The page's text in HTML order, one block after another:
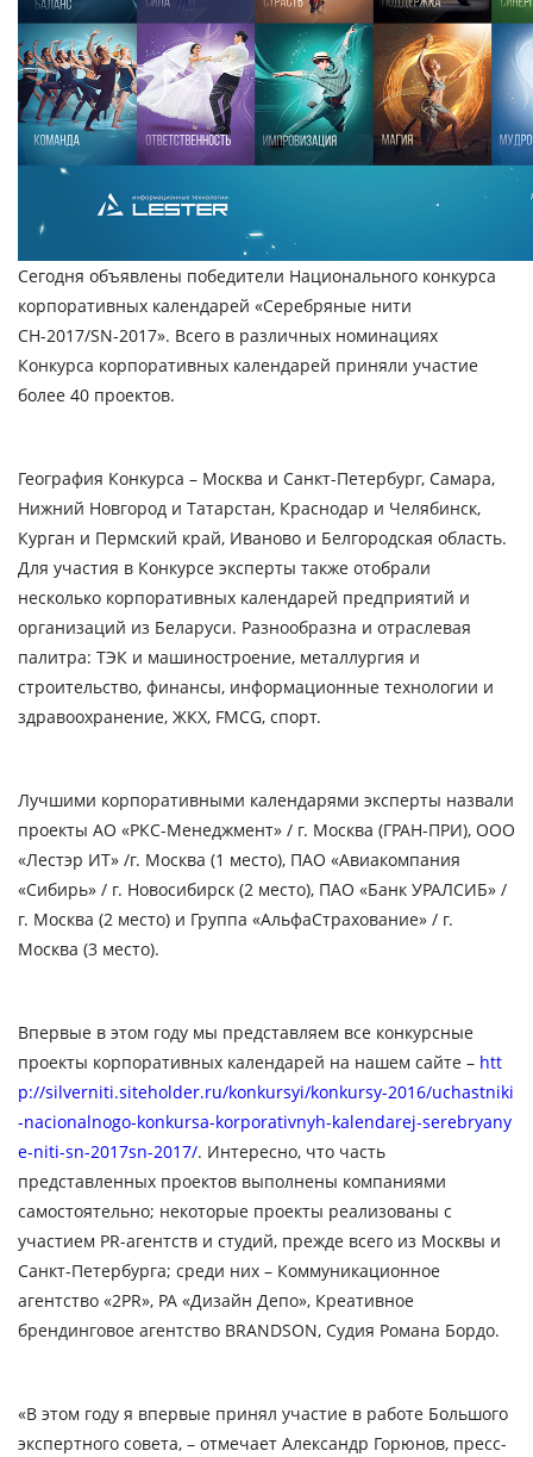
Сегодня объявлены победители Национального конкурса
корпоративных календарей «Серебряные нити
СН-2017/SN-2017». Всего в различных номинациях
Конкурса корпоративных календарей приняли участие
более 40 проектов.
География Конкурса – Москва и Санкт-Петербург, Самара,
Нижний Новгород и Татарстан, Краснодар и Челябинск,
Курган и Пермский край, Иваново и Белгородская область.
Для участия в Конкурсе эксперты также отобрали
несколько корпоративных календарей предприятий и
организаций из Беларуси. Разнообразна и отраслевая
палитра: ТЭК и машиностроение, металлургия и
строительство, финансы, информационные технологии и
здравоохранение, ЖКХ, FMCG, спорт.
Лучшими корпоративными календарями эксперты назвали
проекты АО «РКС-Менеджмент» / г. Москва (ГРАН-ПРИ), ООО
«Лестэр ИТ» /г. Москва (1 место), ПАО «Авиакомпания
«Сибирь» / г. Новосибирск (2 место), ПАО «Банк УРАЛСИБ» /
г. Москва (2 место) и Группа «АльфаСтрахование» / г.
Москва (3 место).
Впервые в этом году мы представляем все конкурсные
проекты корпоративных календарей на нашем сайте – htt
p://silverniti.siteholder.ru/konkursyi/konkursy-2016/uchastniki
-nacionalnogo-konkursa-korporativnyh-kalendarej-serebryany
e-niti-sn-2017sn-2017/. Интересно, что часть
представленных проектов выполнены компаниями
самостоятельно; некоторые проекты реализованы с
участием PR-агентств и студий, прежде всего из Москвы и
Санкт-Петербурга; среди них – Коммуникационное
агентство «2PR», РА «Дизайн Депо», Креативное
брендинговое агентство BRANDSON, Судия Романа Бордо.
«В этом году я впервые принял участие в работе Большого
экспертного совета, – отмечает Александр Горюнов, пресс-